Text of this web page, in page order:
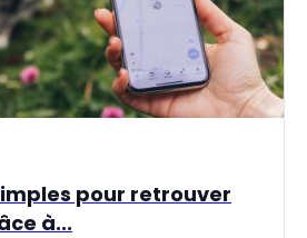
pour retrouver
à...